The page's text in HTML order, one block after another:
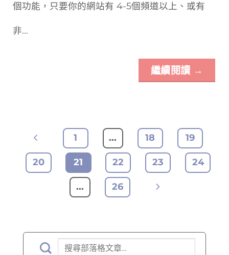
個功能，只要你的網站有 4-5個頻道以上、或有
非...
繼續閱讀 →
1 ... 18 19
20 21 22 23 24
... 26